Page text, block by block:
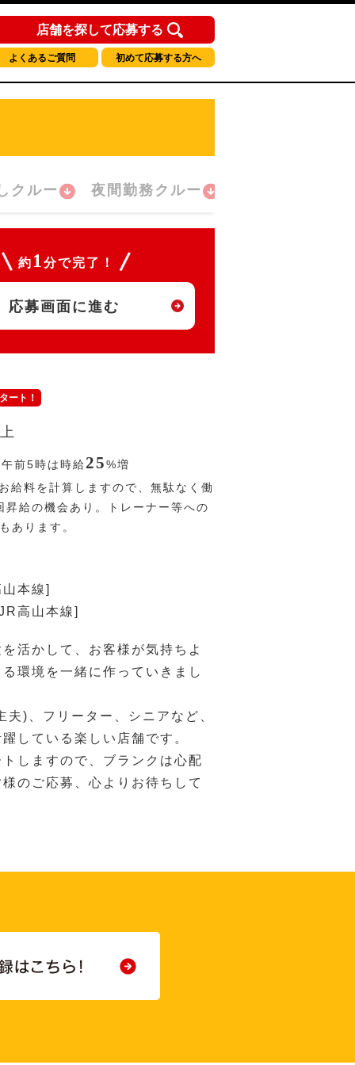
店舗を探して応募する
よくあるご質問 初めて応募する方へ
クルー 夜間勤務クルー
約 1 分で完了！
応募画面に進む
ート！
前5時は時給25%増
給料を計算しますので、無駄なく働
昇給の機会あり。トレーナー等への
あります。
本線]
高山本線]
活かして、お客様が気持ちよ
環境を一緒に作っていきまし
夫)、フリーター、シニアなど、
している楽しい店舗です。
しますので、ブランクは心配
のご応募、心よりお待ちして